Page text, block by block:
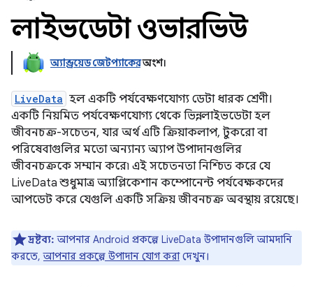
লাইভডেটা ওভারভিউ
অ্যান্ড্রয়েড জেটপ্যাকেরঅংশ।
LiveData হল একটি পর্যবেক্ষণযোগ্য ডেটা ধারক শ্রেণী।
একটি নিয়মিত পর্যবেক্ষণযোগ্য থেকে ভিন্ন, লাইভডেটা হল
জীবনচক্র-সচেতন, যার অর্থ এটি ক্রিয়াকলাপ, টুকরো বা
পরিষেবাগুলির মতো অন্যান্য অ্যাপ উপাদানগুলির
জীবনচক্রকে সম্মান করে৷ এই সচেতনতা নিশ্চিত করে যে
LiveData শুধুমাত্র অ্যাপ্লিকেশান কম্পোনেন্ট পর্যবেক্ষকদের
আপডেট করে যেগুলি একটি সক্রিয় জীবনচক্র অবস্থায় রয়েছে।
দ্রষ্টব্য: আপনার Android প্রকল্পে LiveData উপাদানগুলি আমদানি
করতে,আপনার প্রকল্পে উপাদান যোগ করাদেখুন।